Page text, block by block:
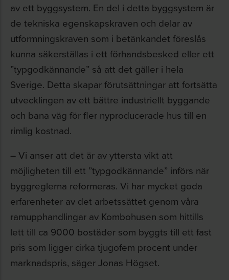
av ett byggsystem. En del i detta byggsystem är
de tekniska egenskapskraven och delar av
utformningskraven som i betänkandet föreslås
kunna säkerställas i ett förhandsbesked eller ett
”typgodkännande” så att det gäller i hela
Sverige. Detta skapar förutsättningar att fortsätta
utvecklingen av ett bättre industriellt byggande
och bana väg för fler nyproducerade hus till en
rimlig kostnad.
– Vi anser att det är av yttersta vikt att
möjligheten till ett ”typgodkännande” införs när
byggreglerna reformeras. Vi har mycket goda
erfarenheter av det arbetssättet genom våra
ramupphandlingar av Kombohusen som hittills
lett till ca 9000 bostäder som byggts till ett fast
pris som ligger cirka tjugofem procent under
marknadspris, säger Jonas Högset.